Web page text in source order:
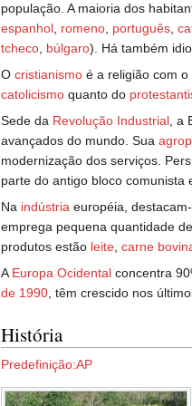
população. A maioria dos
espanhol romeno português
tcheco búlgaro). Há também
O cristianismo é a religião com
catolicismo quanto do
Sede da Revolução Industrial ,
avançados do mundo. Sua
modernização dos serviços.
parte do antigo bloco comunista
Na indústria européia,
emprega pequena quantidade de
produtos estão leite carne
A Europa Ocidental concentra
de 1990 , têm crescido nos
História
Predefinição:AP